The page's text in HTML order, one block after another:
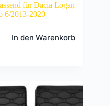
für Dacia Logan
6/2013-2020
In den Warenkorb